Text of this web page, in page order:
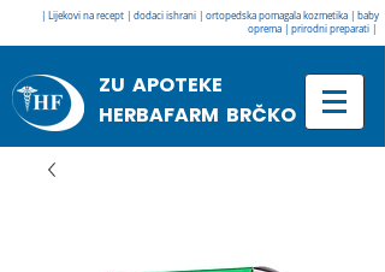
| Lijekovi na recept | dodaci ishrani | ortopedska pomagala kozmetika | baby
oprema | prirodni preparati |
ZU APOTEKE
HERBAFARM BRČKO